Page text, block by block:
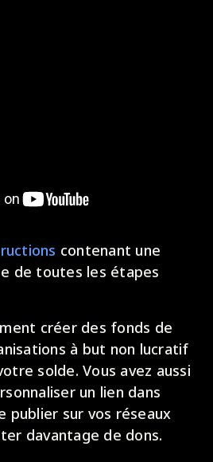
contenant une
de toutes les étapes
créer des fonds de
à but non lucratif
solde. Vous avez aussi
un lien dans
sur vos réseaux
davantage de dons.